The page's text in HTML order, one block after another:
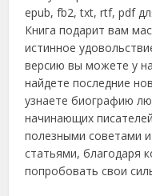
epub, fb2, txt, rtf, pdf
Книга подарит вам
истинное
версию вы можете у
найдете последние
узнаете биографию
начинающих
полезными советами
статьями, благодаря
попробовать свои